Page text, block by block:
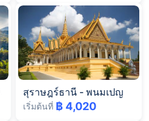
สุราษฎร์ธานี - พนมเปญ
เริ่มต้นที่ ฿ 4,020